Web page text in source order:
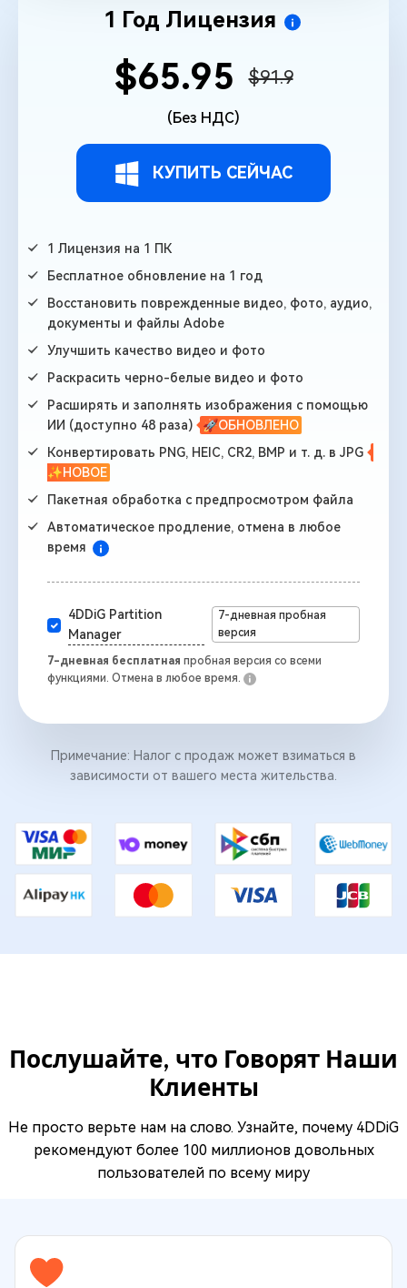
1 Год Лицензия
$65.95 $91.9
(Без НДС)
КУПИТЬ СЕЙЧАС
1 Лицензия на 1 ПК
Бесплатное обновление на 1 год
Восстановить поврежденные видео, фото, аудио,
документы и файлы Adobe
Улучшить качество видео и фото
Раскрасить черно-белые видео и фото
Расширять и заполнять изображения с помощью
ИИ (доступно 48 раза)
🚀ОБНОВЛЕНО
Конвертировать PNG, HEIC, CR2, BMP и т. д. в JPG
✨НОВОЕ
Пакетная обработка с предпросмотром файла
Автоматическое продление, отмена в любое
время
4DDiG Partition
Manager
7-дневная пробная
версия
7-дневная бесплатная пробная версия со всеми
функциями. Отмена в любое время.
Примечание: Налог с продаж может взиматься в
зависимости от вашего места жительства.
Послушайте, что Говорят Наши
Клиенты
Не просто верьте нам на слово. Узнайте, почему 4DDiG
рекомендуют более 100 миллионов довольных
пользователей по всему миру